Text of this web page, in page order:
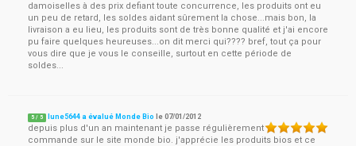
damoiselles à des prix defiant toute concurrence, les produits ont eu
un peu de retard, les soldes aidant sûrement la chose...mais bon, la
livraison a eu lieu, les produits sont de très bonne qualité et j'ai encore
pu faire quelques heureuses...on dit merci qui???? bref, tout ça pour
vous dire que je vous le conseille, surtout en cette période de
soldes...
5 / 5 lune5644 a évalué Monde Bio le07/01/2012
depuis plus d'un an maintenant je passe régulièrement
commande sur le site monde bio. j'apprécie les produits bios et ce